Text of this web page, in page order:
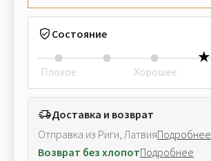
Состояние
Плохое Хорошее
Доставка и возврат
Отправка из Риги, ЛатвияПодробнее
Возврат без хлопотПодробнее